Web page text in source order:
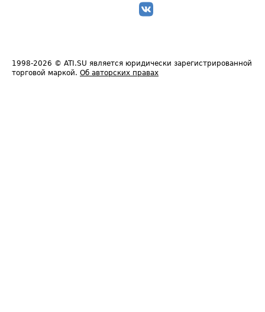
1998-2026 © ATI.SU является юридически зарегистрированной
торговой маркой. Об авторских правах